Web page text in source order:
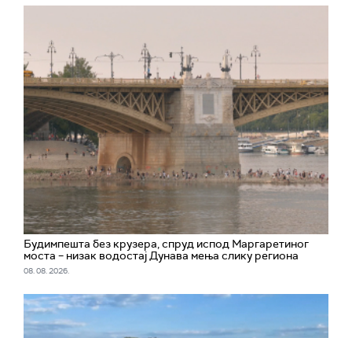
Будимпешта без крузера, спруд испод Маргаретиног
моста – низак водостај Дунава мења слику региона
08. 08. 2026.